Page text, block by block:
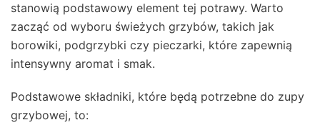
stanowią podstawowy element tej potrawy. Warto
zacząć od wyboru świeżych grzybów, takich jak
borowiki, podgrzybki czy pieczarki, które zapewnią
intensywny aromat i smak.
Podstawowe składniki, które będą potrzebne do zupy
grzybowej, to: